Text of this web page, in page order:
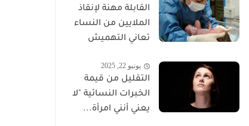
القابلة مهنة لإنقاذ
الملايين من النساء
تعاني التهميش
يونيو 22, 2025
التقليل من قيمة
الخبرات النسائية "لا
يعني أنني امرأة...